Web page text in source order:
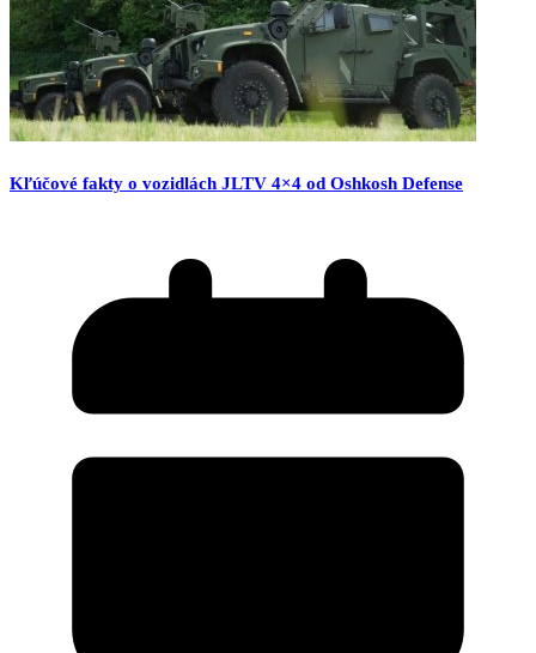
Kľúčové fakty o vozidlách JLTV 4×4 od Oshkosh Defense